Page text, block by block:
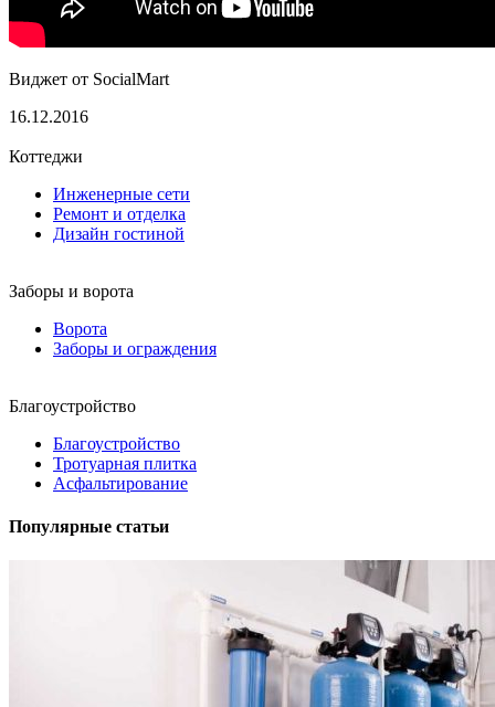
Виджет от SocialMart
16.12.2016
Коттеджи
Инженерные сети
Ремонт и отделка
Дизайн гостиной
Заборы и ворота
Ворота
Заборы и ограждения
Благоустройство
Благоустройство
Тротуарная плитка
Асфальтирование
Популярные статьи